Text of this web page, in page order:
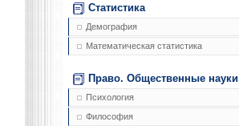
Статистика
Демография
Математическая статистика
Право. Общественные науки
Психология
Философия